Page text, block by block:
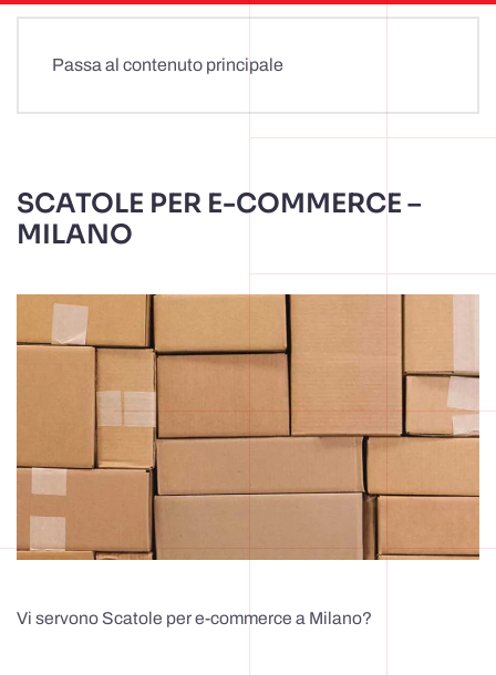
Passa al contenuto principale
SCATOLE PER E-COMMERCE –
MILANO
Vi servono Scatole per e-commerce a Milano?